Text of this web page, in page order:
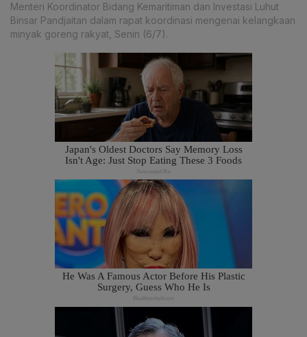
Menteri Koordinator Bidang Kemaritiman dan Investasi Luhut
Binsar Pandjaitan dalam rapat koordinasi mengenai kelangkaan
minyak goreng rakyat, Senin (6/7).